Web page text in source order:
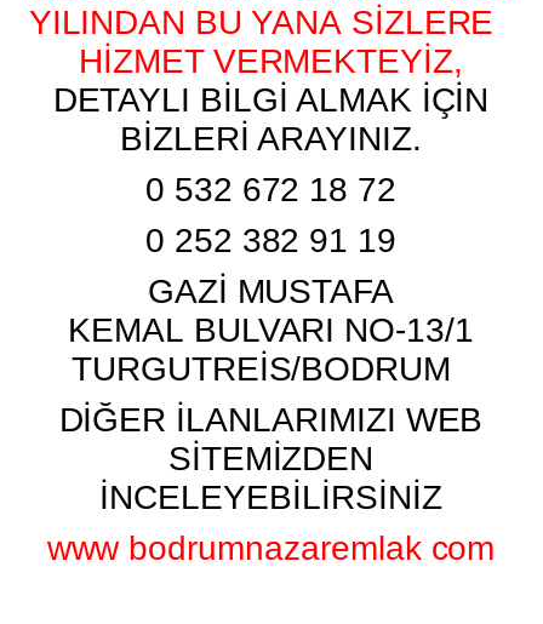
YILINDAN BU YANA SİZLERE
HİZMET VERMEKTEYİZ,
DETAYLI BİLGİ ALMAK İÇİN
BİZLERİ ARAYINIZ.
0 532 672 18 72
0 252 382 91 19
GAZİ MUSTAFA
KEMAL BULVARI NO-13/1
TURGUTREİS/BODRUM
DİĞER İLANLARIMIZI WEB
SİTEMİZDEN
İNCELEYEBİLİRSİNİZ
www bodrumnazaremlak com